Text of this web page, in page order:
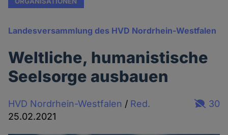
Landesversammlung des HVD Nordrhein-Westfalen
Weltliche, humanistische
Seelsorge ausbauen
HVD Nordrhein-Westfalen / Red.
25.02.2021
30